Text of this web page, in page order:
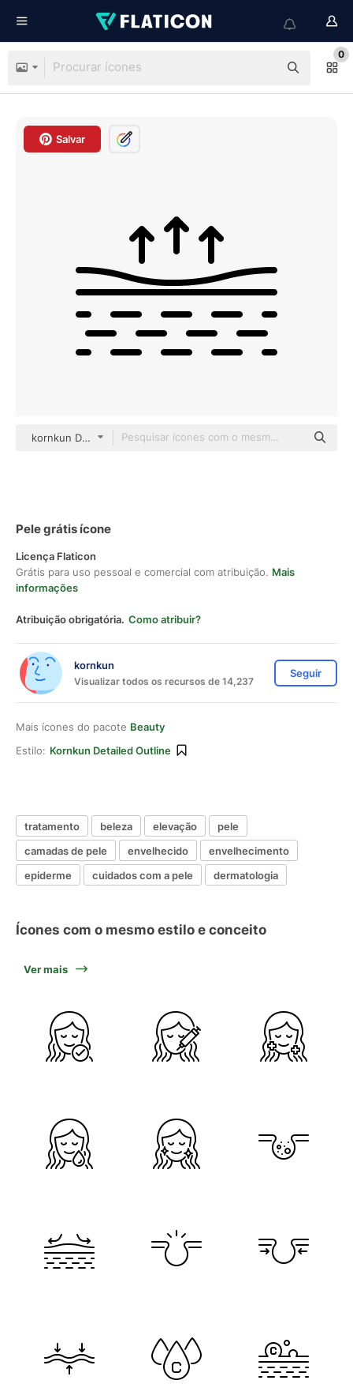
0
Salvar
kornkun Detailed Outline
Pele grátis ícone
Licença Flaticon
Grátis para uso pessoal e comercial com atribuição. Mais
informações
Atribuição obrigatória. Como atribuir?
kornkun
Visualizar todos os recursos de 14,237
Seguir
Mais ícones do pacote Beauty
Estilo: Kornkun Detailed Outline
tratamento beleza elevação
pele
camadas de pele
envelhecido
envelhecimento
epiderme
cuidados com a pele dermatologia
Ícones com o mesmo estilo e conceito
Ver mais